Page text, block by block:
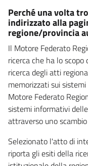
Perché una volta
indirizzato alla
regione/provincia
Il Motore Federato
ricerca che ha lo
ricerca degli atti
memorizzati sui
Motore Federato
sistemi informativi
attraverso uno
Selezionato l'atto di
riporta gli esiti della